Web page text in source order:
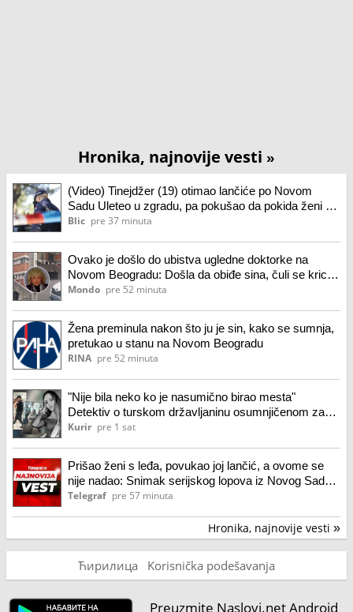
Hronika, najnovije vesti »
(Video) Tinejdžer (19) otimao lančiće po Novom
Sadu Uleteo u zgradu, pa pokušao da pokida ženi sa
vrata nakit, a onda je usledio šok
Blic pre 37 minuta
Ovako je došlo do ubistva ugledne doktorke na
Novom Beogradu: Došla da obiđe sina, čuli se krici i
zapomaganje
Mondo pre 52 minuta
Žena preminula nakon što ju je sin, kako se sumnja,
pretukao u stanu na Novom Beogradu
RINA pre 52 minuta
"Nije bila neko ko je nasumično birao mesta"
Detektiv o turskom državljaninu osumnjičenom za
ubistvo Ruskinje (28): "Mogao je da se predstavi kao
Kurir pre 1 sat
Prišao ženi s leđa, povukao joj lančić, a ovome se
nije nadao: Snimak serijskog lopova iz Novog Sada u
akciji
Telegraf pre 57 minuta
Hronika, najnovije vesti »
Ћирилица Korisnička podešavanja
Preuzmite Naslovi.net Android